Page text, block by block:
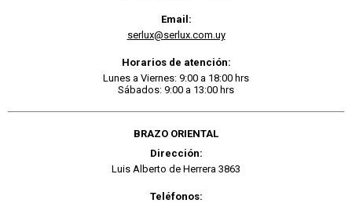
Email:
serlux@serlux.com.uy
Horarios de atención:
Lunes a Viernes: 9:00 a 18:00 hrs
Sábados: 9:00 a 13:00 hrs
BRAZO ORIENTAL
Dirección:
Luis Alberto de Herrera 3863
Teléfonos: